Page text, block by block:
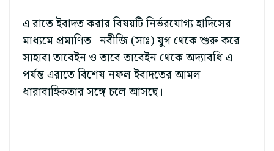
এ রাতে ইবাদত করার বিষয়টি নির্ভরযোগ্য হাদিসের
মাধ্যমে প্রমাণিত। নবীজি (সাঃ) যুগ থেকে শুরু করে
সাহাবা তাবেইন ও তাবে তাবেইন থেকে অদ্যাবধি এ
পর্যন্ত এরাতে বিশেষ নফল ইবাদতের আমল
ধারাবাহিকতার সঙ্গে চলে আসছে।